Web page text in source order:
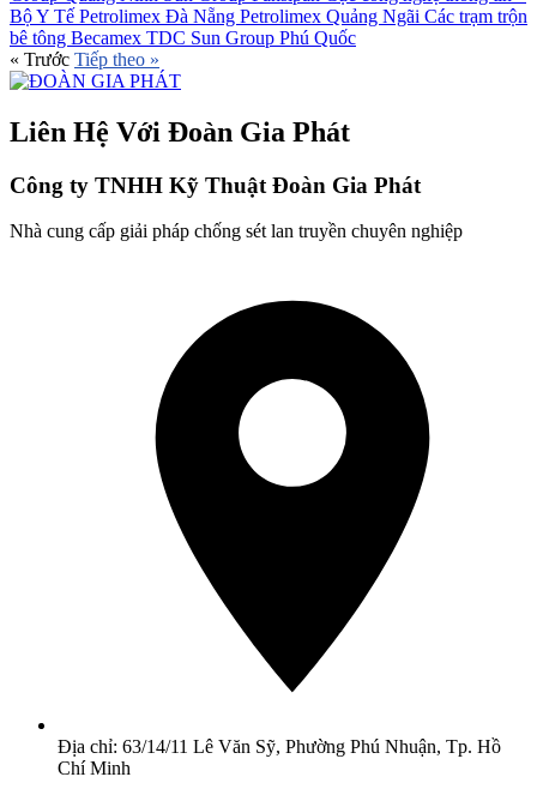
Bộ Y Tế Petrolimex Đà Nẵng Petrolimex Quảng Ngãi Các trạm trộn
bê tông Becamex TDC Sun Group Phú Quốc
« Trước Tiếp theo »
Liên Hệ Với Đoàn Gia Phát
Công ty TNHH Kỹ Thuật Đoàn Gia Phát
Nhà cung cấp giải pháp chống sét lan truyền chuyên nghiệp
Địa chỉ: 63/14/11 Lê Văn Sỹ, Phường Phú Nhuận, Tp. Hồ
Chí Minh